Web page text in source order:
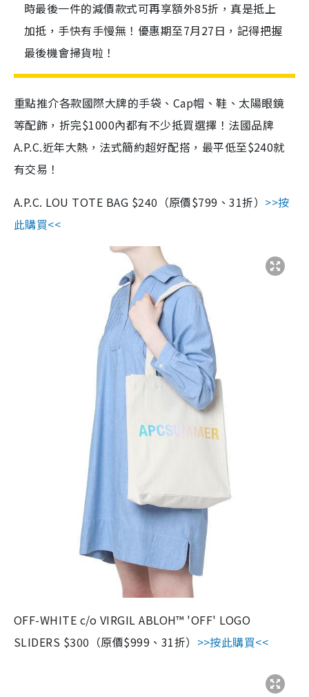
時最後一件的減價款式可再享額外85折，真是抵上
加抵，手快有手慢無！優惠期至7月27日，記得把握
最後機會掃貨啦！
重點推介各款國際大牌的手袋、Cap帽、鞋、太陽眼鏡
等配飾，折完$1000內都有不少抵買選擇！法國品牌
A.P.C.近年大熱，法式簡約超好配搭，最平低至$240就
有交易！
A.P.C. LOU TOTE BAG $240（原價$799、31折） >>按
此購買<<
OFF-WHITE c/o VIRGIL ABLOH™ 'OFF' LOGO
SLIDERS $300（原價$999、31折） >>按此購買<<